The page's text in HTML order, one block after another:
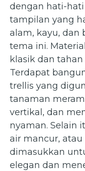
dengan hati-
tampilan yang
alam, kayu, dan
tema ini.
klasik dan tahan
Terdapat
trellis yang
tanaman
vertikal, dan
nyaman. Selain
air mancur,
dimasukkan
elegan dan